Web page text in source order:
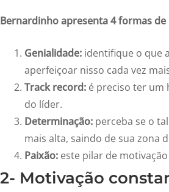
Bernardinho apresenta 4 formas
Genialidade: identifique o que
aperfeiçoar nisso cada vez
Track record: é preciso ter um
do líder.
Determinação: perceba se o
mais alta, saindo de sua zona
Paixão: este pilar de
2- Motivação